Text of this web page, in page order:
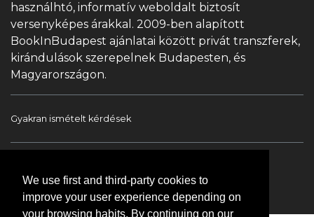
We use first and third-party cookies to
improve your user experience depending on
your browsing habits. By continuing on our
használhtó, informatív weboldalt biztosít
versenyképes árakkal. 2009-ben alapított
BookInBudapest ajánlatai között privát transzferek,
kirándulások szerepelnek Budapesten, és
Magyarországon.
Gyakran ismételt kérdések
Túrák & Kirándulások Transzfer Kapcsolat